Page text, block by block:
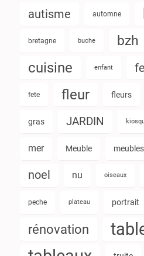
autisme automne
bretagne buche bzh
cuisine enfant
fete fleur fleurs
gras JARDIN
mer Meuble meubles
noel nu oiseaux
peche plateau portrait
rénovation